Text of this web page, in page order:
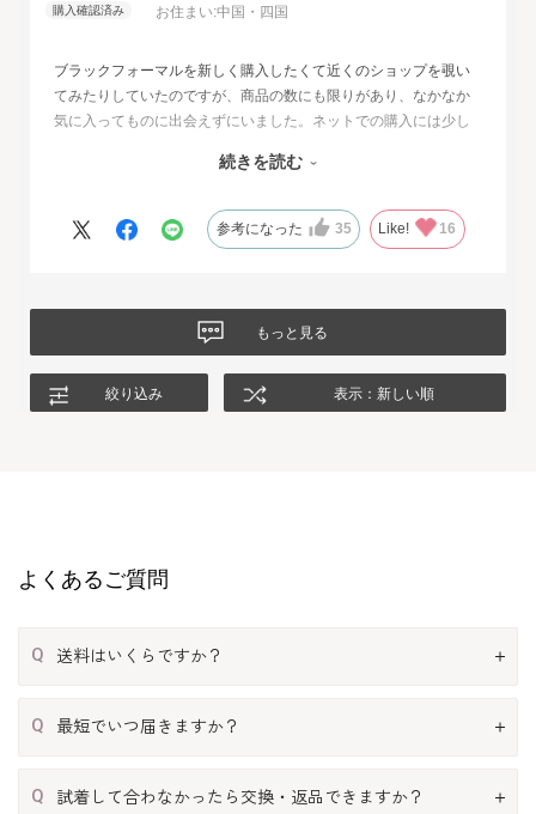
お住まい:中国・四国
ブラックフォーマルを新しく購入したくて近くのショップを覗い
てみたりしていたのですが、商品の数にも限りがあり、なかなか
気に入ってものに出会えずにいました。ネットでの購入には少し
することが出来ました。最初に注文したものはイメージと違って
は、生地もデザインも大満足、これから長く自信をもって着用し
続きを読む
参考になった 35 Like! 16
もっと見る
絞り込み 表示：新しい順
よくあるご質問
Q 送料はいくらですか？
Q 最短でいつ届きますか？
Q 試着して合わなかったら交換・返品できますか？